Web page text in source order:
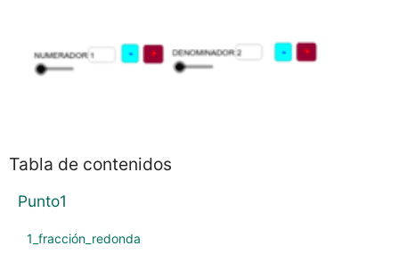
Punto10
Tabla de contenidos
Punto1
1_fracción_redonda